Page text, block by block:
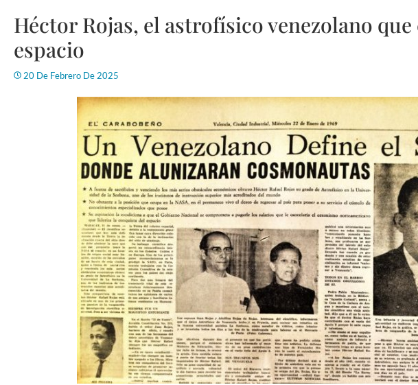
Héctor Rojas, el astrofísico venezolano
espacio
20 De Febrero De 2025